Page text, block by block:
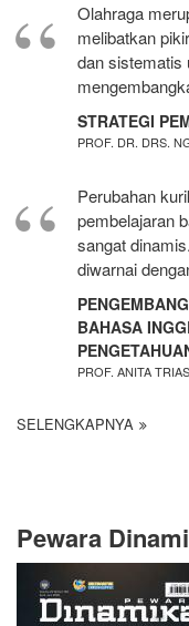
Olahraga
melibatkan
dan sistematis
STRATEGI
PROF. DR. DRS.
Perubahan
pembelajaran
sangat
diwarnai
BAHASA
PROF. ANITA
SELENGKAPNYA
Pewara